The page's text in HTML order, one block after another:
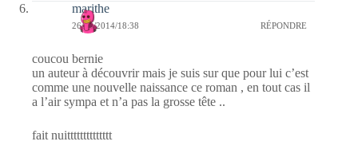
marithe
26/10/2014/18:38 RÉPONDRE
coucou bernie
un auteur à découvrir mais je suis sur que pour lui c’est
comme une nouvelle naissance ce roman , en tout cas il
a l’air sympa et n’a pas la grosse tête ..
fait nuitttttttttttttt